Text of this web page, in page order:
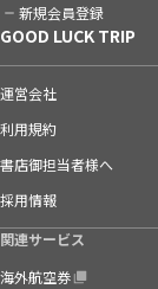
新規会員登録
GOOD LUCK TRIP
運営会社
利用規約
書店御担当者様へ
採用情報
関連サービス
海外航空券